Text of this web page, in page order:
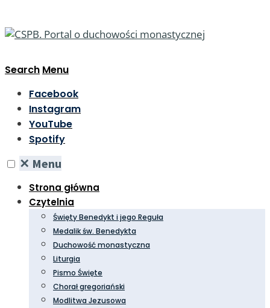
Search Menu
Facebook
Instagram
YouTube
Spotify
✕ Menu
Strona główna
Czytelnia
Święty Benedykt i jego Reguła
Medalik św. Benedykta
Duchowość monastyczna
Liturgia
Pismo Święte
Chorał gregoriański
Modlitwa Jezusowa